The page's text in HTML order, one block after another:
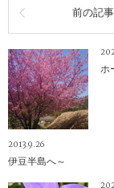
前の記事
ホ
2013.9.26
伊豆半島へ～